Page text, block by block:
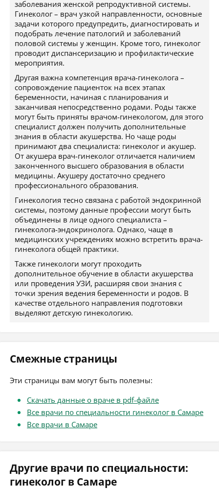
заболевания женской репродуктивной системы.
Гинеколог – врач узкой направленности, основные
задачи которого предупредить, диагностировать и
подобрать лечение патологий и заболеваний
половой системы у женщин. Кроме того, гинеколог
проводит диспансеризацию и профилактические
мероприятия.
Другая важна компетенция врача-гинеколога –
сопровождение пациенток на всех этапах
беременности, начиная с планирования и
заканчивая непосредственно родами. Роды также
могут быть приняты врачом-гинекологом, для этого
специалист должен получить дополнительные
знания в области акушерства. Но чаще роды
принимают два специалиста: гинеколог и акушер.
От акушера врач-гинеколог отличается наличием
законченного высшего образования в области
медицины. Акушеру достаточно среднего
профессионального образования.
Гинекология тесно связана с работой эндокринной
системы, поэтому данные профессии могут быть
объединены в лице одного специалиста –
гинеколога-эндокринолога. Однако, чаще в
медицинских учреждениях можно встретить врача-
гинеколога общей практики.
Также гинекологи могут проходить
дополнительное обучение в области акушерства
или проведения УЗИ, расширяя свои знания с
точки зрения ведения беременности и родов. В
качестве отдельного направления подготовки
выделяют детскую гинекологию.
Смежные страницы
Эти страницы вам могут быть полезны:
Скачать данные о враче в pdf-файле
Все врачи по специальности гинеколог в Самаре
Все врачи в Самаре
Другие врачи по специальности:
гинеколог в Самаре